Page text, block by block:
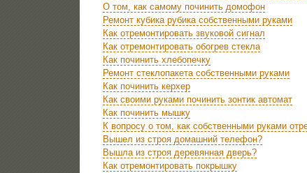
О том, как самому починить домофон
Ремонт кубика рубика собственными руками
Как отремонтировать звуковой сигнал
Как отремонтировать обогрев стекла
Как починить хлебопечку
Ремонт стеклопакета собственными руками
Как починить керхер
Как своими руками починить зонтик автомат
Как починить мышку
К вопросу о том, как собственными руками
Вышел из строя домашний телефон?
Вышла из строя деревянная дверь?
Как отремонтировать покрышку